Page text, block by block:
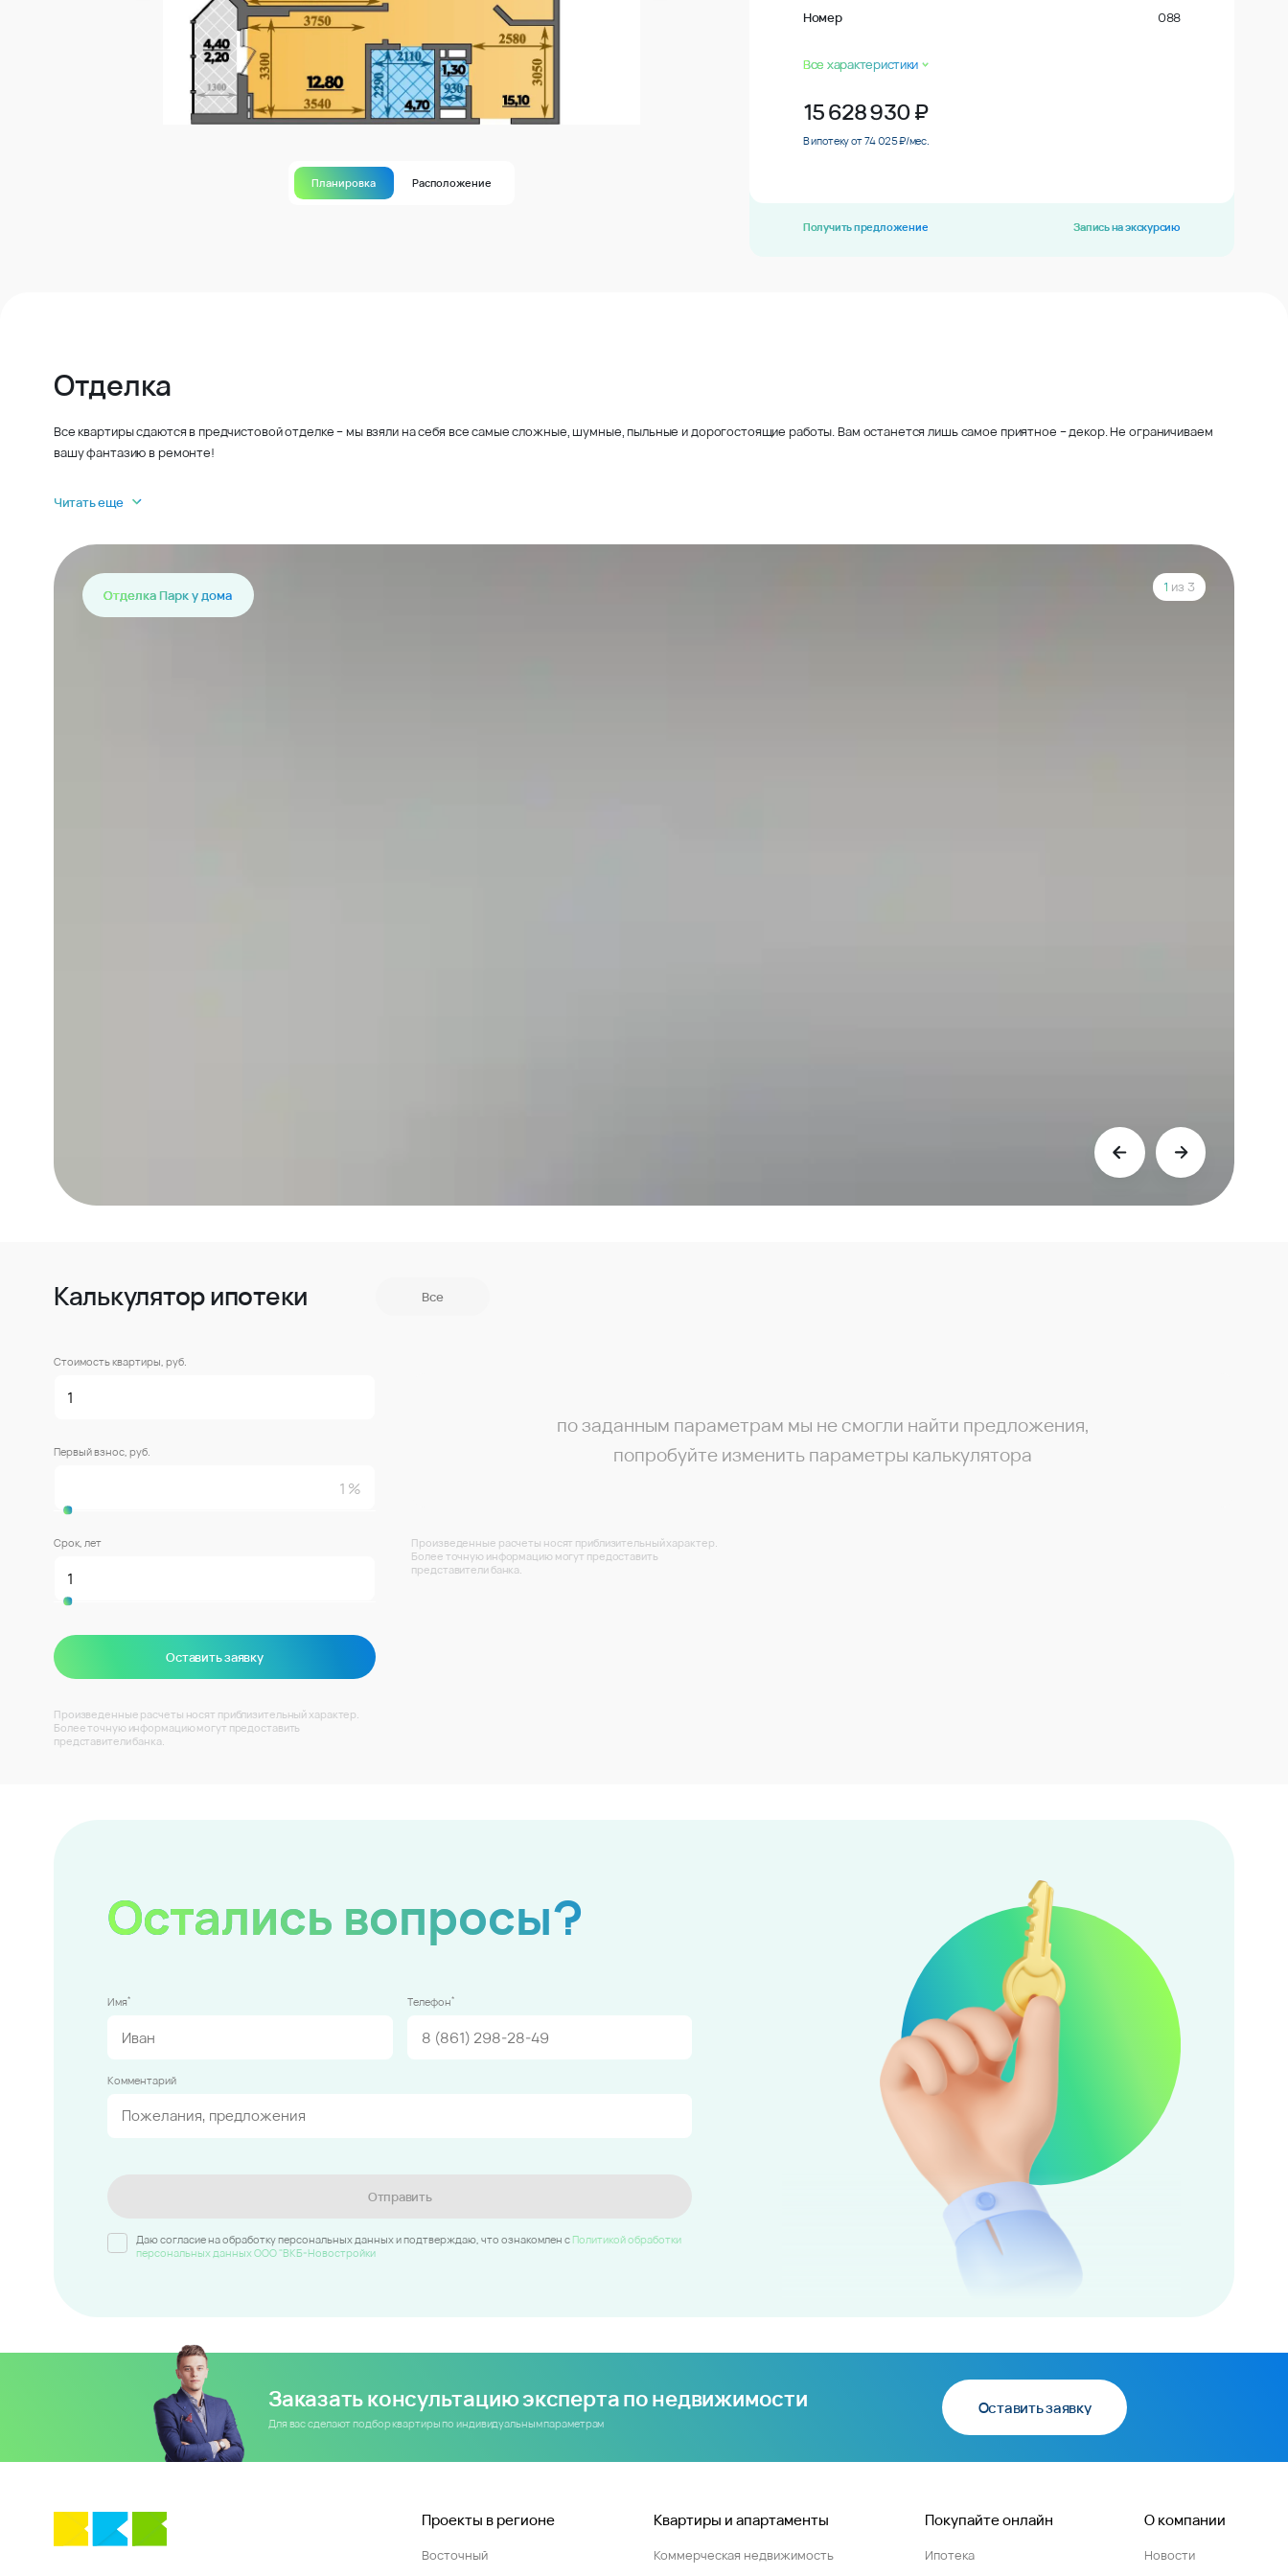
Планировка Расположение
Номер 088
Все характеристики
15 628 930₽
В ипотеку от 74 025 ₽/мес.
Получить предложение Запись на экскурсию
Отделка
Все квартиры сдаются в предчистовой отделке – мы взяли на себя все самые сложные, шумные, пыльные и дорогостоящие работы. Вам останется лишь самое приятное – декор. Не ограничиваем
вашу фантазию в ремонте!
Читать еще
Отделка Парк у дома
1 из 3
Калькулятор ипотеки Все
Стоимость квартиры, руб.
Первый взнос, руб.
Срок, лет
Оставить заявку
Произведенные расчеты носят приблизительный характер.
Более точную информацию могут предоставить
представители банка.
по заданным параметрам мы не смогли найти предложения,
попробуйте изменить параметры калькулятора
Произведенные расчеты носят приблизительный характер.
Более точную информацию могут предоставить
представители банка.
Остались вопросы?
Имя* Телефон*
Комментарий
Отправить
Даю согласие на обработку персональных данных и подтверждаю, что ознакомлен c Политикой обработки
персональных данных ООО "ВКБ-Новостройки
Заказать консультацию эксперта по недвижимости
Для вас сделают подбор квартиры по индивидуальным параметрам
Оставить заявку
Проекты в регионе
Восточный
Квартиры и апартаменты
Коммерческая недвижимость
Покупайте онлайн
Ипотека
О компании
Новости